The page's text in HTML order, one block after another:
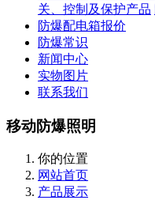
关、控制及保护产品
防爆配电箱报价
防爆常识
新闻中心
实物图片
联系我们
移动防爆照明
你的位置
网站首页
产品展示